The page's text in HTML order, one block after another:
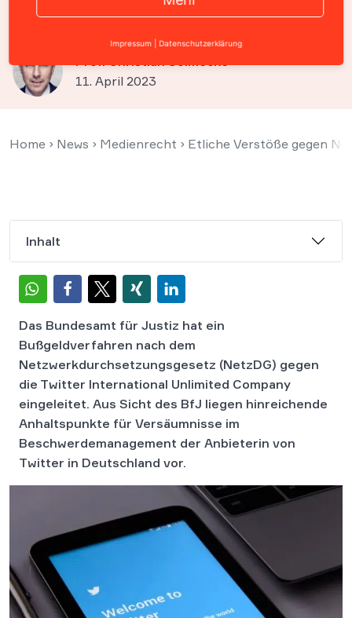
Twitter eingeleitet
Prof. Christian Solmecke
11. April 2023
Home › News › Medienrecht › Etliche Verstöße gegen
Inhalt
Das Bundesamt für Justiz hat ein
Bußgeldverfahren nach dem
Netzwerkdurchsetzungsgesetz (NetzDG) gegen
die Twitter International Unlimited Company
eingeleitet. Aus Sicht des BfJ liegen hinreichende
Anhaltspunkte für Versäumnisse im
Beschwerdemanagement der Anbieterin von
Twitter in Deutschland vor.
Impressum Datenschutzerklärung